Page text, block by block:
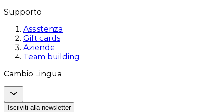
Supporto
Assistenza
Gift cards
Aziende
Team building
Cambio Lingua
Iscriviti alla newsletter